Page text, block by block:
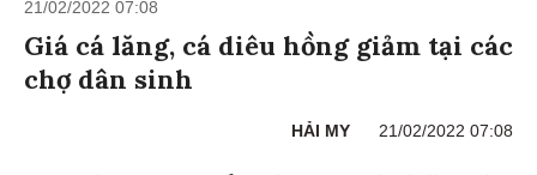
21/02/2022 07:08
Giá cá lăng, cá diêu hồng giảm tại các
chợ dân sinh
HẢI MY 21/02/2022 07:08